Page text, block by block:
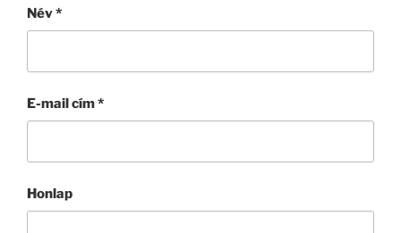
Név*
E-mail cím*
Honlap